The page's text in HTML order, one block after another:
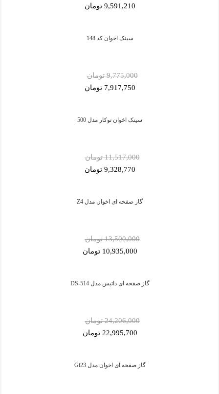
9,591,210 تومان
سینک اخوان کد 148
9,775,000 تومان
7,917,750 تومان
سینک اخوان توکار مدل 500
11,517,000 تومان
9,328,770 تومان
گاز صفحه ای اخوان مدل Z4
13,500,000 تومان
10,935,000 تومان
گاز صفحه ای داتیس مدل DS-514
24,206,000 تومان
22,995,700 تومان
گاز صفحه ای اخوان مدل Gi23